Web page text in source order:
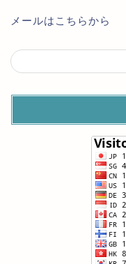
メールはこちらから